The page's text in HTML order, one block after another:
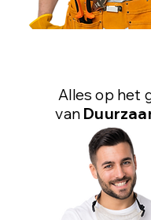
Alles op het
van